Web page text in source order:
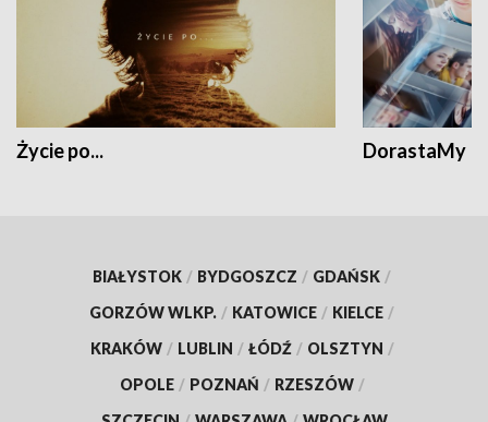
Życie po... DorastaMy
BIAŁYSTOK / BYDGOSZCZ / GDAŃSK /
GORZÓW WLKP. / KATOWICE / KIELCE /
KRAKÓW / LUBLIN / ŁÓDŹ / OLSZTYN /
OPOLE / POZNAŃ / RZESZÓW /